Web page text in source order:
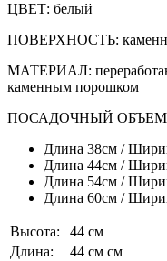
ЦВЕТ: белый
ПОВЕРХНОСТЬ:
МАТЕРИАЛ:
каменным порошком
ПОСАДОЧНЫЙ
Длина 38см /
Длина 44см /
Длина 54см /
Длина 60см /
Высота:
44 см
Длина:
44 см см